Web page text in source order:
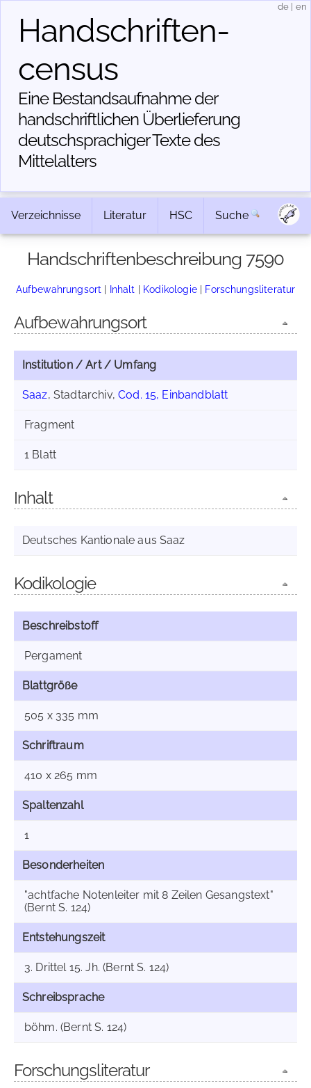
Handschriften­
census
Eine Bestandsaufnahme der
handschriftlichen Über­lieferung
deutschsprachiger Texte des
Mittelalters
de en
Verzeichnisse Literatur HSC Suche
Handschriftenbeschreibung 7590
Aufbewahrungsort | Inhalt | Kodikologie| Forschungsliteratur
Aufbewahrungsort
Institution / Art / Umfang
Saaz, Stadtarchiv,Cod. 15, Einbandblatt
Fragment
1 Blatt
Inhalt
Deutsches Kantionale aus Saaz
Kodikologie
Beschreibstoff
Pergament
Blattgröße
505 x 335 mm
Schriftraum
410 x 265 mm
Spaltenzahl
1
Besonderheiten
"achtfache Notenleiter mit 8 Zeilen Gesangstext"
(Bernt S. 124)
Entstehungszeit
3. Drittel 15. Jh. (Bernt S. 124)
Schreibsprache
böhm. (Bernt S. 124)
Forschungsliteratur